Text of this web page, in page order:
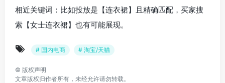
相近关键词：比如投放是【连衣裙】且精确匹配，买家搜
索【女士连衣裙】也有可能展现。
# 国内电商 # 淘宝/天猫
© 版权声明
文章版权归作者所有，未经允许请勿转载。